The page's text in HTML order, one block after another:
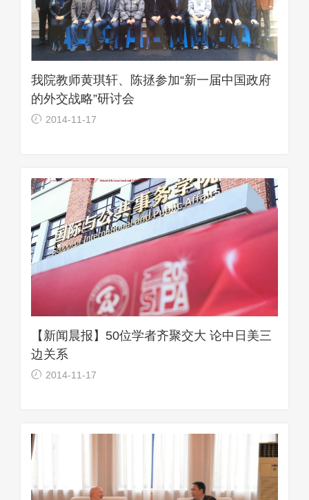
我院教师黄琪轩、陈拯参加“新一届中国政府
的外交战略”研讨会
2014-11-17
【新闻晨报】50位学者齐聚交大 论中日美三
边关系
2014-11-17